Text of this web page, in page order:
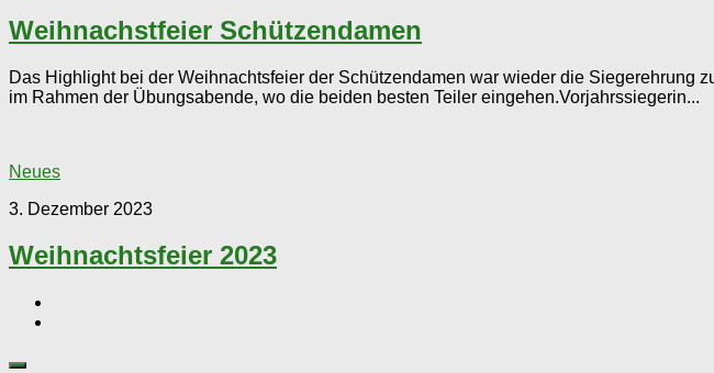
Weihnachstfeier Schützendamen
Das Highlight bei der Weihnachtsfeier der Schützendamen war wieder die Siegerehrung
im Rahmen der Übungsabende, wo die beiden besten Teiler eingehen.Vorjahrssiegerin...
Neues
3. Dezember 2023
Weihnachtsfeier 2023